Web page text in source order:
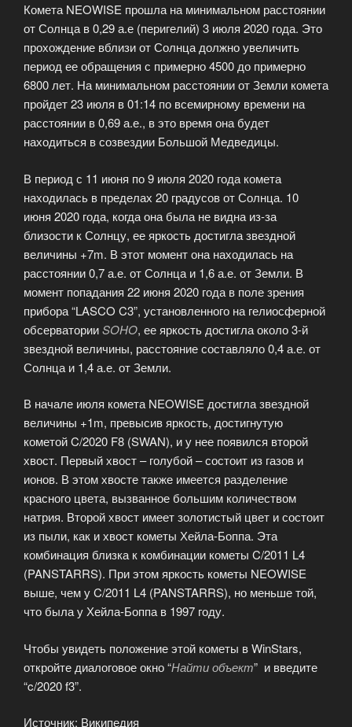
Комета NEOWISE прошла на минимальном расстоянии
от Солнца в 0,29 а.е (перигелий) 3 июля 2020 года. Это
прохождение вблизи от Солнца должно увеличить
период ее обращения с примерно 4500 до примерно
6800 лет. На минимальном расстоянии от Земли комета
пройдет 23 июля в 01:14 по всемирному времени на
расстоянии в 0,69 а.е., в это время она будет
находиться в созвездии Большой Медведицы.
В период с 11 июня по 9 июля 2020 года комета
находилась в пределах 20 градусов от Солнца. 10
июня 2020 года, когда она была не видна из-за
близости к Солнцу, ее яркость достигла звездной
величины +7m. В этот момент она находилась на
расстоянии 0,7 а.е. от Солнца и 1,6 а.е. от Земли. В
момент попадания 22 июня 2020 года в поле зрения
прибора “LASCO C3”, установленного на гелиосферной
обсерваторииSOHO, ее яркость достигла около 3-й
звездной величины, расстояние составляло 0,4 а.е. от
Солнца и 1,4 а.е. от Земли.
В начале июля комета NEOWISE достигла звездной
величины +1m, превысив яркость, достигнутую
кометой C/2020 F8 (SWAN), и у нее появился второй
хвост. Первый хвост – голубой – состоит из газов и
ионов. В этом хвосте также имеется разделение
красного цвета, вызванное большим количеством
натрия. Второй хвост имеет золотистый цвет и состоит
из пыли, как и хвост кометы Хейла-Боппа. Эта
комбинация близка к комбинации кометы C/2011 L4
(PANSTARRS). При этом яркость кометы NEOWISE
выше, чем у C/2011 L4 (PANSTARRS), но меньше той,
что была у Хейла-Боппа в 1997 году.
Чтобы увидеть положение этой кометы в WinStars,
откройте диалоговое окно “Найти объект” и введите
“c/2020 f3”.
Источник: Википедия